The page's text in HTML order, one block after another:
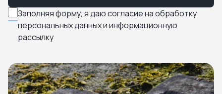
Заполняя форму, я даю согласие на обработку
персональных данных и информационную
рассылку